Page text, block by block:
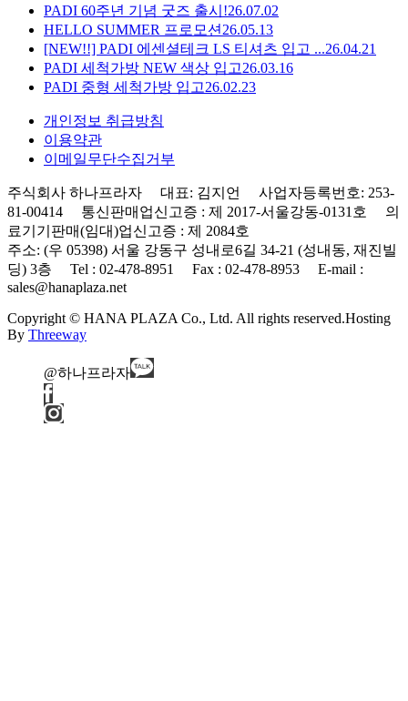
PADI 60주년 기념 굿즈 출시!26.07.02
HELLO SUMMER 프로모션 26.05.13
[NEW!!] PADI 에센셜테크 LS 티셔츠 입고 ...26.04.21
PADI 세척가방 NEW 색상 입고26.03.16
PADI 중형 세척가방 입고26.02.23
개인정보 취급방침
이용약관
이메일무단수집거부
주식회사 하나프라자 대표: 김지언 사업자등록번호: 253-
81-00414 통신판매업신고증 : 제 2017-서울강동-0131호 의
료기기판매(임대)업신고증 : 제 2084호
주소: (우 05398) 서울 강동구 성내로6길 34-21 (성내동, 재진빌
딩) 3층 Tel : 02-478-8951 Fax : 02-478-8953 E-mail :
sales@hanaplaza.net
Copyright © HANA PLAZA Co., Ltd. All rights reserved.Hosting
By Threeway
@하나프라자